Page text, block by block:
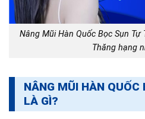
Nâng Mũi Hàn Quốc Bọc Sụn
Thăng hạng
NÂNG MŨI HÀN
LÀ GÌ?